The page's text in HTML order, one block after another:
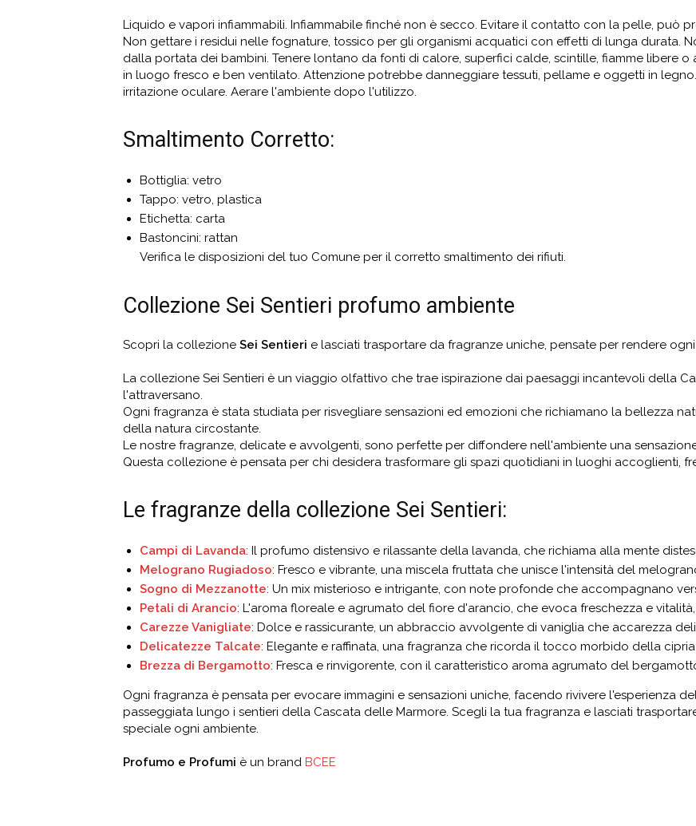
Liquido e vapori infiammabili. Infiammabile finché non è secco. Evitare il contatto con la pelle, può
Non gettare i residui nelle fognature, tossico per gli organismi acquatici con effetti di lunga durata.
dalla portata dei bambini. Tenere lontano da fonti di calore, superfici calde, scintille, fiamme libere o
in luogo fresco e ben ventilato. Attenzione potrebbe danneggiare tessuti, pellame e oggetti in
irritazione oculare. Aerare l'ambiente dopo l'utilizzo.
Smaltimento Corretto:
Bottiglia: vetro
Tappo: vetro, plastica
Etichetta: carta
Bastoncini: rattan
Verifica le disposizioni del tuo Comune per il corretto smaltimento dei rifiuti.
Collezione Sei Sentieri profumo ambiente
Scopri la collezione Sei Sentieri e lasciati trasportare da fragranze uniche, pensate per rendere
La collezione Sei Sentieri è un viaggio olfattivo che trae ispirazione dai paesaggi incantevoli della
l'attraversano.
Ogni fragranza è stata studiata per risvegliare sensazioni ed emozioni che richiamano la bellezza
della natura circostante.
Le nostre fragranze, delicate e avvolgenti, sono perfette per diffondere nell'ambiente una
Questa collezione è pensata per chi desidera trasformare gli spazi quotidiani in luoghi accoglienti,
Le fragranze della collezione Sei Sentieri:
Campi di Lavanda: Il profumo distensivo e rilassante della lavanda, che richiama alla mente
Melograno Rugiadoso: Fresco e vibrante, una miscela fruttata che unisce l'intensità del
Sogno di Mezzanotte: Un mix misterioso e intrigante, con note profonde che accompagnano
Petali di Arancio: L'aroma floreale e agrumato del fiore d'arancio, che evoca freschezza e
Carezze Vanigliate: Dolce e rassicurante, un abbraccio avvolgente di vaniglia che accarezza
Delicatezze Talcate: Elegante e raffinata, una fragranza che ricorda il tocco morbido della
Brezza di Bergamotto: Fresca e rinvigorente, con il caratteristico aroma agrumato del
Ogni fragranza è pensata per evocare immagini e sensazioni uniche, facendo rivivere l'esperienza
passeggiata lungo i sentieri della Cascata delle Marmore. Scegli la tua fragranza e lasciati
speciale ogni ambiente.
Profumo e Profumi è un brand BCEE